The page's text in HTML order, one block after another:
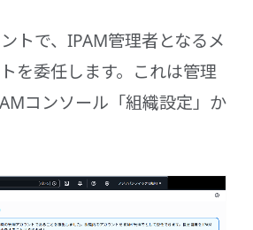
トで、IPAM管理者となるメ
を委任します。これは管理
コンソール「組織設定」か